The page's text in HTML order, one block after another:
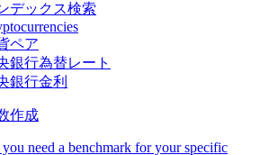
デックス検索
ペア
銀行為替レート
銀行金利
作成
need a benchmark for your specific